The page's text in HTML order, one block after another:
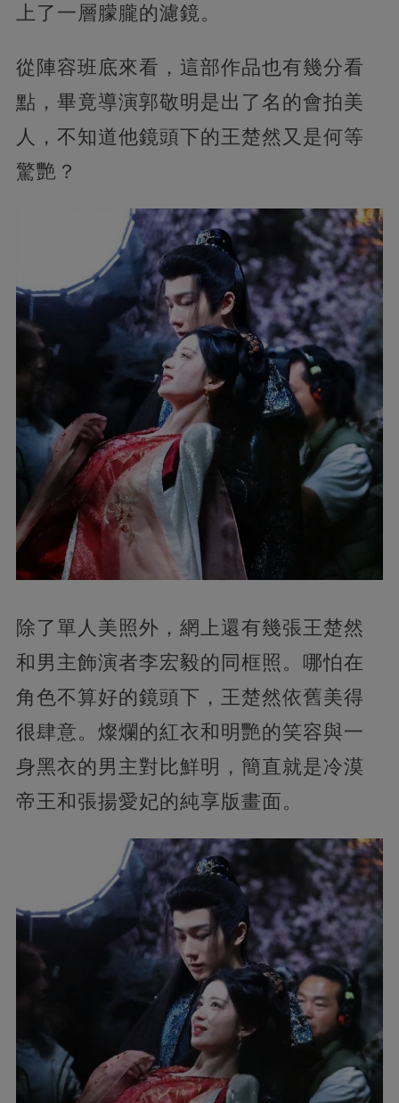
上了一層朦朧的濾鏡。
從陣容班底來看，這部作品也有幾分看
點，畢竟導演郭敬明是出了名的會拍美
人，不知道他鏡頭下的王楚然又是何等
驚艷？
除了單人美照外，網上還有幾張王楚然
和男主飾演者李宏毅的同框照。哪怕在
角色不算好的鏡頭下，王楚然依舊美得
很肆意。燦爛的紅衣和明艷的笑容與一
身黑衣的男主對比鮮明，簡直就是冷漠
帝王和張揚愛妃的純享版畫面。